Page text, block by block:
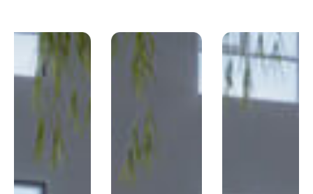
Trang chủ
Dự án
Mua bán
Cho thuê
Thị trường